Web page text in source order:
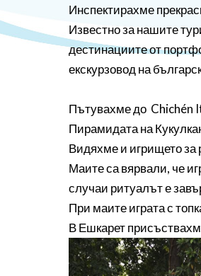
Инспектирахме
Известно за нашите
дестинациите от
екскурзовод на
Пътувахме до Chichén
Пирамидата на
Видяхме и игрището за
Маите са вярвали, че
случаи ритуалът е
При маите играта с
В Ешкарет